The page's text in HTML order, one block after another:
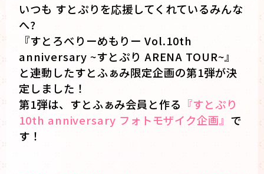
いつも すとぷりを応援してくれているみんな
へ?
『すとろべりーめもりー Vol.10th
anniversary ~すとぷり ARENA TOUR~』
と連動したすとふぁみ限定企画の第1弾が決
定しました！
第1弾は、すとふぁみ会員と作る 『すとぷり
10th anniversary フォトモザイク企画』 で
す！